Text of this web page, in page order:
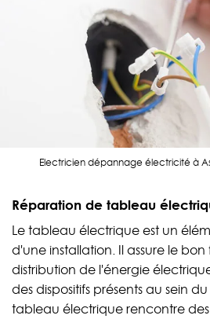
Electricien dépannage électricité à
Réparation de tableau
Le tableau électrique est un
d'une installation. Il assure le
distribution de l'énergie
des dispositifs présents au sein
tableau électrique rencontre